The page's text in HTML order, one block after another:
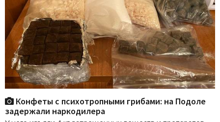
Конфеты с психотропными грибами: на Подоле
задержали наркодилера